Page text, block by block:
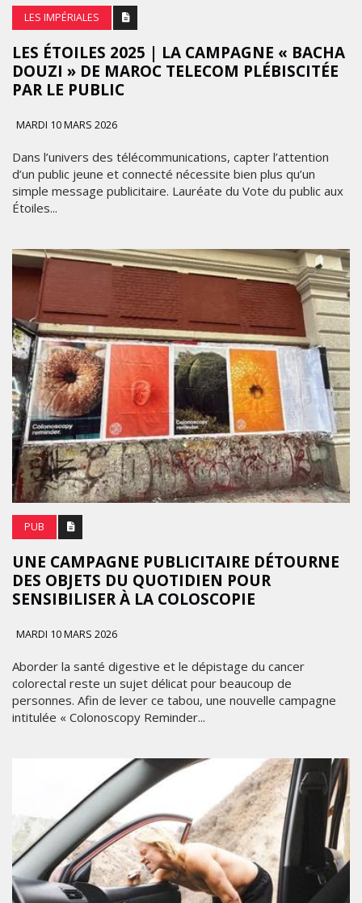
LES IMPÉRIALES
LES ÉTOILES 2025 | LA CAMPAGNE « BACHA
DOUZI » DE MAROC TELECOM PLÉBISCITÉE
PAR LE PUBLIC
MARDI 10 MARS 2026
Dans l’univers des télécommunications, capter l’attention
d’un public jeune et connecté nécessite bien plus qu’un
simple message publicitaire. Lauréate du Vote du public aux
Étoiles...
PUB
UNE CAMPAGNE PUBLICITAIRE DÉTOURNE
DES OBJETS DU QUOTIDIEN POUR
SENSIBILISER À LA COLOSCOPIE
MARDI 10 MARS 2026
Aborder la santé digestive et le dépistage du cancer
colorectal reste un sujet délicat pour beaucoup de
personnes. Afin de lever ce tabou, une nouvelle campagne
intitulée « Colonoscopy Reminder...